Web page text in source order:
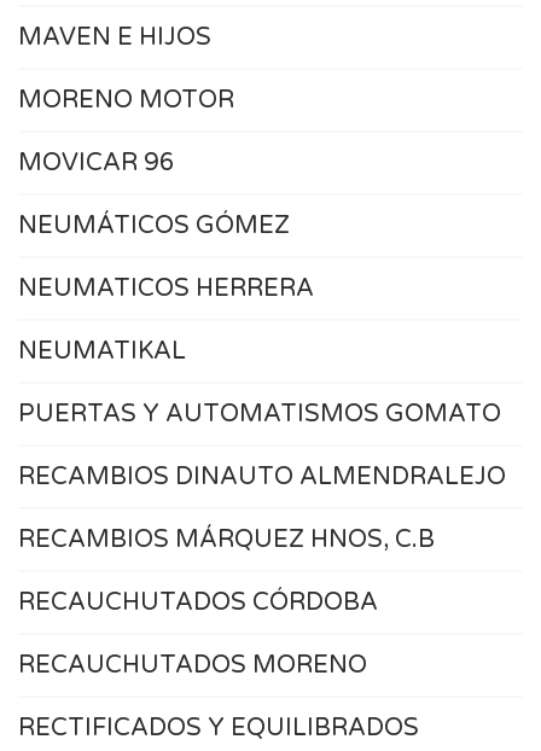
MAVEN E HIJOS
MORENO MOTOR
MOVICAR 96
NEUMÁTICOS GÓMEZ
NEUMATICOS HERRERA
NEUMATIKAL
PUERTAS Y AUTOMATISMOS GOMATO
RECAMBIOS DINAUTO ALMENDRALEJO
RECAMBIOS MÁRQUEZ HNOS, C.B
RECAUCHUTADOS CÓRDOBA
RECAUCHUTADOS MORENO
RECTIFICADOS Y EQUILIBRADOS